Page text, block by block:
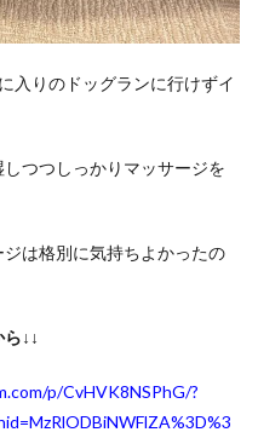
入りのドッグランに行けずイ
つつしっかりマッサージを
は格別に気持ちよかったの
↓↓
p/CvHVK8NSPhG/?